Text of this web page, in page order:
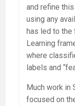
and refine
using any
has led to the
Learning
where
labels and
Much work in
focused on